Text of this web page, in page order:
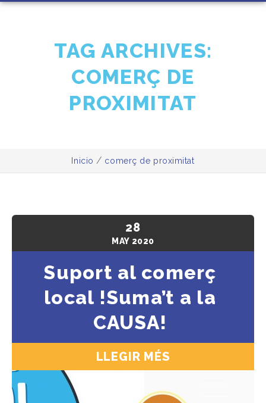
TAG ARCHIVES:
COMERÇ DE
PROXIMITAT
Inicio / comerç de proximitat
28
MAY 2020
Suport al comerç
local !Suma’t a la
CAUSA!
LLEGIR MÉS